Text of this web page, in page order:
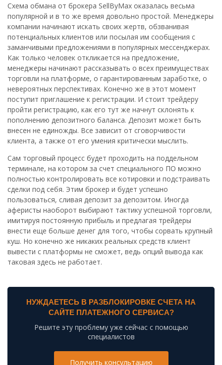
Схема обмана от брокера SellByMax оказалась весьма
популярной и в то же время довольно простой. Менеджеры
компании начинают искать своих жертв, обзванивая
потенциальных клиентов или посылая им сообщения с
заманчивыми предложениями в популярных мессенджерах.
Как только человек откликается на предложение,
менеджеры начинают рассказывать о всех преимуществах
торговли на платформе, о гарантированным заработке, о
невероятных перспективах. Конечно же в этот момент
поступит приглашение к регистрации. И стоит трейдеру
пройти регистрацию, как его тут же начнут склонять к
пополнению депозитного баланса. Депозит может быть
внесен не единожды. Все зависит от сговорчивости
клиента, а также от его умения критически мыслить.
Сам торговый процесс будет проходить на поддельном
терминале, на котором за счет специального ПО можно
полностью контролировать все котировки и подстраивать
сделки под себя. Этим брокер и будет успешно
пользоваться, сливая депозит за депозитом. Иногда
аферисты наоборот выбирают тактику успешной торговли,
имитируя постоянную прибыль и предлагая трейдеры
внести еще больше денег для того, чтобы сорвать крупный
куш. Но конечно же никаких реальных средств клиент
вывести с платформы не сможет, ведь опций вывода как
таковая здесь не работает.
НУЖДАЕТЕСЬ В РАЗБЛОКИРОВКЕ СЧЕТА НА
САЙТЕ ПЛАТЕЖНОГО СЕРВИСА?
Решите эту проблему уже сейчас с помощью
специалистов
Получить консультацию